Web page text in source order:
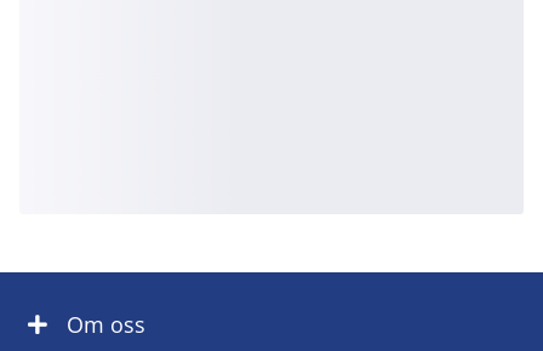
Om oss